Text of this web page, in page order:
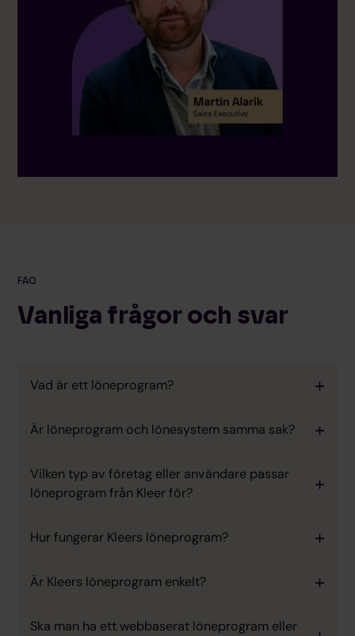
FAQ
Vanliga frågor och svar
Vad är ett löneprogram?
Är löneprogram och lönesystem samma sak?
Vilken typ av företag eller användare passar
löneprogram från Kleer för?
Hur fungerar Kleers löneprogram?
Är Kleers löneprogram enkelt?
Ska man ha ett webbaserat löneprogram eller